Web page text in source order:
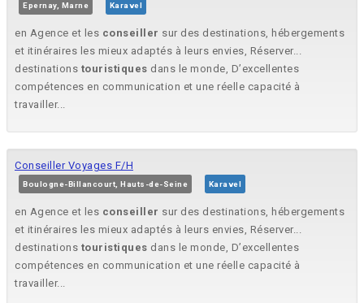
Epernay, Marne Karavel
en Agence et les conseiller sur des destinations, hébergements
et itinéraires les mieux adaptés à leurs envies, Réserver...
destinations touristiques dans le monde, D’excellentes
compétences en communication et une réelle capacité à
travailler...
Conseiller Voyages F/H
Boulogne-Billancourt, Hauts-de-Seine Karavel
en Agence et les conseiller sur des destinations, hébergements
et itinéraires les mieux adaptés à leurs envies, Réserver...
destinations touristiques dans le monde, D’excellentes
compétences en communication et une réelle capacité à
travailler...